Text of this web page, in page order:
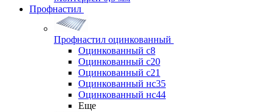
Профнастил
Профнастил оцинкованный
Оцинкованный с8
Оцинкованный с20
Оцинкованный с21
Оцинкованный нс35
Оцинкованный нс44
Еще